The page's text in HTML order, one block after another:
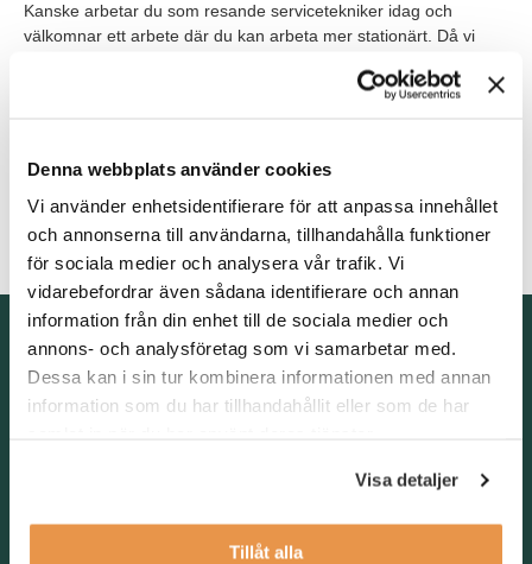
Denna webbplats använder cookies
Vi använder enhetsidentifierare för att anpassa innehållet
och annonserna till användarna, tillhandahålla funktioner
för sociala medier och analysera vår trafik. Vi
vidarebefordrar även sådana identifierare och annan
information från din enhet till de sociala medier och
annons- och analysföretag som vi samarbetar med.
Dessa kan i sin tur kombinera informationen med annan
information som du har tillhandahållit eller som de har
Visa detaljer
Tillåt alla
Kanske arbetar du som resande servicetekniker idag och
välkomnar ett arbete där du kan arbeta mer stationärt. Då vi
svenska som engelska både i tal och skrift. Kan du dessutom
Du behöver ha en hög social förmåga och arbeta med kunden i
fokus samtidigt som du förhåller dig till de regelverk vi har att
följa. För att lyckas i rollen är du självständig, nyfiken, kreativ,
lyhörd och trivs med att lösa problem.
Kontakta oss
TNG Group AB
info@tng.se